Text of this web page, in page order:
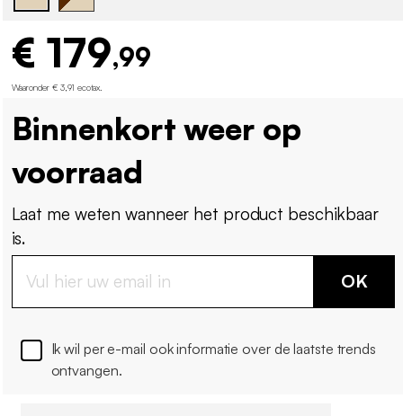
€ 179,99
Waaronder € 3,91 ecotax
Binnenkort weer op
voorraad
Laat me weten wanneer het product beschikbaar
is.
OK
Ik wil per e-mail ook informatie over de laatste trends
ontvangen.